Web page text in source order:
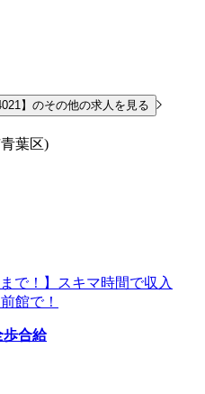
】のその他の求人を見る
葉区)
で！】スキマ時間で収入
館で！
歩合給